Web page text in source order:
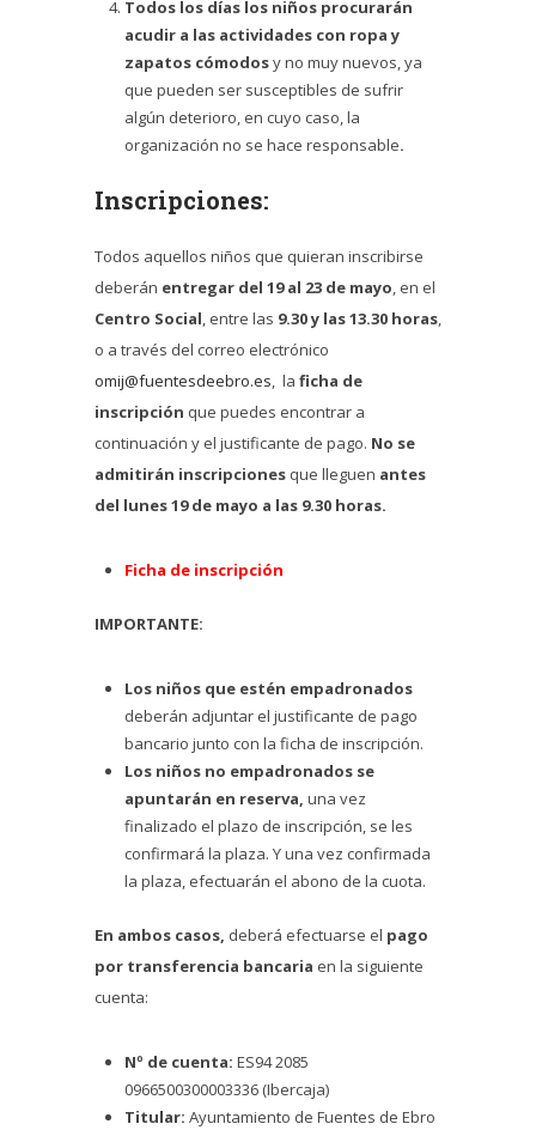
Todos los días los niños procurarán
acudir a las actividades con ropa y
zapatos cómodosy no muy nuevos, ya
que pueden ser susceptibles de sufrir
algún deterioro, en cuyo caso, la
organización no se hace responsable.
Inscripciones:
Todos aquellos niños que quieran inscribirse
deberán entregar del 19 al 23 de mayo, en el
Centro Social, entre las 9.30 y las 13.30 horas,
o a través del correo electrónico
omij@fuentesdeebro.es, la ficha de
inscripción que puedes encontrar a
continuación y el justificante de pago. No se
admitirán inscripciones que lleguen antes
del lunes 19 de mayo a las 9.30 horas.
Ficha de inscripción
IMPORTANTE:
Los niños que estén empadronados
deberán adjuntar el justificante de pago
bancario junto con la ficha de inscripción.
Los niños no empadronados se
apuntarán en reserva, una vez
finalizado el plazo de inscripción, se les
confirmará la plaza. Y una vez confirmada
la plaza, efectuarán el abono de la cuota.
En ambos casos, deberá efectuarse el pago
por transferencia bancaria en la siguiente
cuenta:
Nº de cuenta: ES94 2085
0966500300003336 (Ibercaja)
Titular: Ayuntamiento de Fuentes de Ebro